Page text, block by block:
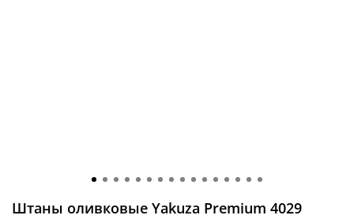
Штаны оливковые Yakuza Premium 4029